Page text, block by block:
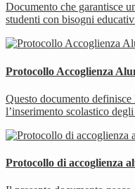
Documento che garantisce
studenti con bisogni
Protocollo Accoglienza
Questo documento
l’inserimento scolastico
Protocollo di accoglienza